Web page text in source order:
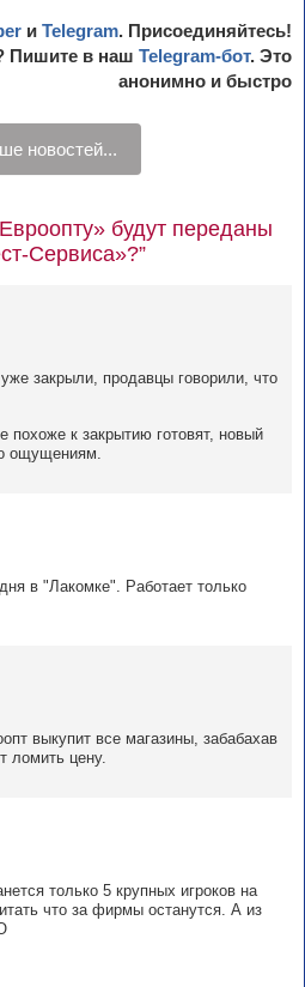
и Telegram. Присоединяйтесь!
Пишите в наш Telegram-бот. Это
анонимно и быстро
новостей...
будут переданы
Сервиса»?”
закрыли, продавцы говорили, что
похоже к закрытию готовят, новый
ощущениям.
в "Лакомке". Работает только
выкупит все магазины, забабахав
ломить цену.
только 5 крупных игроков на
что за фирмы останутся. А из